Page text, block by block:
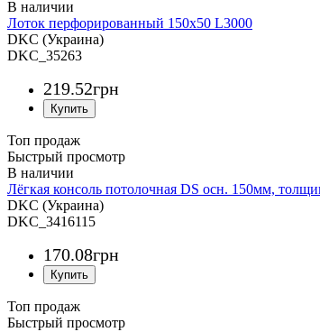
Лоток перфорированный 150х50 L3000
DKC (Украина)
DKC_35263
219.52грн
Топ продаж
Быстрый просмотр
Лёгкая консоль потолочная DS осн. 150мм,
DKC (Украина)
DKC_3416115
170.08грн
Топ продаж
Быстрый просмотр